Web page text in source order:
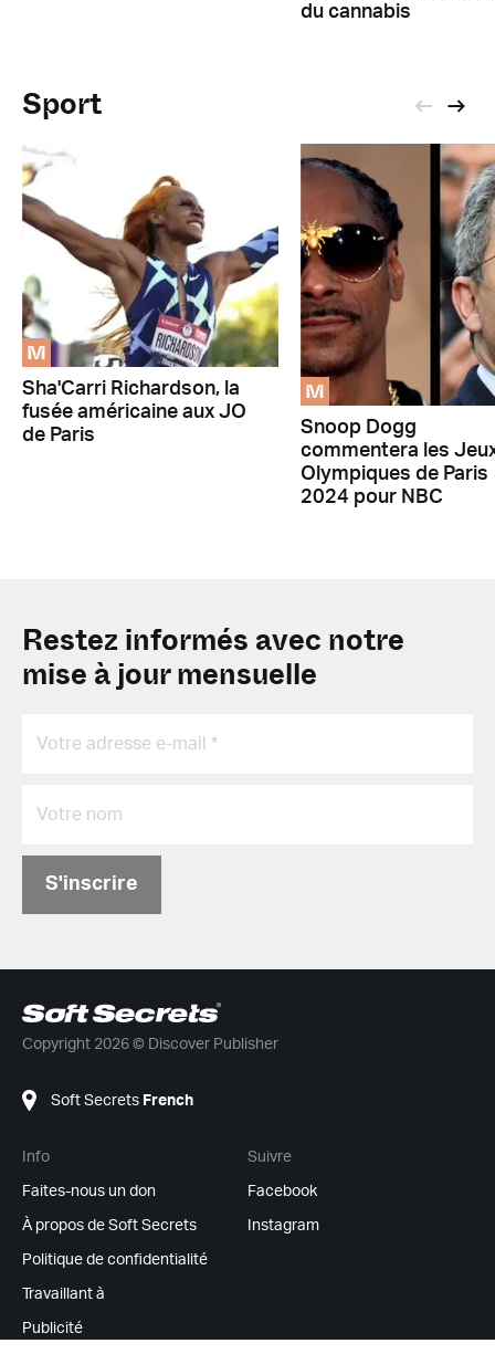
du cannabis
Sport
M
Sha'Carri Richardson, la
fusée américaine aux JO
de Paris
M
Snoop Dogg
commentera les
Olympiques de Paris
2024 pour NBC
Restez informés avec notre
mise à jour mensuelle
S'inscrire
Copyright 2026 © Discover Publisher
Soft Secrets French
Info
Faites-nous un don
À propos de Soft Secrets
Politique de confidentialité
Travaillant à
Publicité
Suivre
Facebook
Instagram